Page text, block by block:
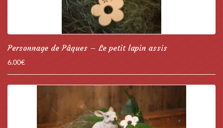
Personnage de Pâques – Le petit lapin assis
6.00€